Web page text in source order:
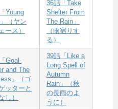
Young
（ヤン
ース）
36話「Take
Shelter From
The Rain」
（雨宿りす
る）
Goal-
and The
」（ゴ
ッターと
し）
39話「Like a
Long Spell of
Autumn
Rain」（秋
の長雨のよ
うに）